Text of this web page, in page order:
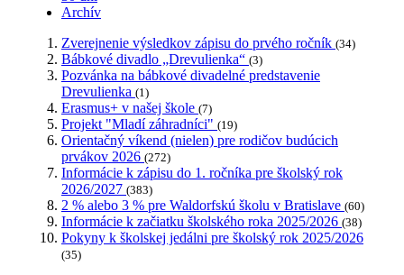
Archív
Zverejnenie výsledkov zápisu do prvého ročník (34)
Bábkové divadlo „Drevulienka“ (3)
Pozvánka na bábkové divadelné predstavenie
Drevulienka (1)
Erasmus+ v našej škole (7)
Projekt "Mladí záhradníci" (19)
Orientačný víkend (nielen) pre rodičov budúcich
prvákov 2026 (272)
Informácie k zápisu do 1. ročníka pre školský rok
2026/2027 (383)
2 % alebo 3 % pre Waldorfskú školu v Bratislave (60)
Informácie k začiatku školského roka 2025/2026 (38)
Pokyny k školskej jedálni pre školský rok 2025/2026
(35)